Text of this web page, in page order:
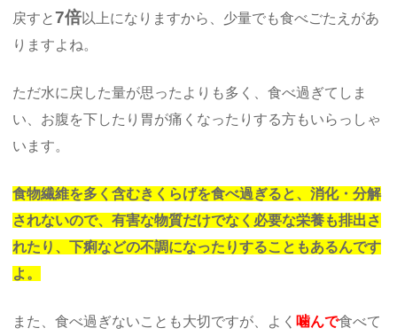
戻すと7倍以上になりますから、少量でも食べごたえがあ
りますよね。
ただ水に戻した量が思ったよりも多く、食べ過ぎてしま
い、お腹を下したり胃が痛くなったりする方もいらっしゃ
います。
食物繊維を多く含むきくらげを食べ過ぎると、消化・分解
されないので、有害な物質だけでなく必要な栄養も排出さ
れたり、下痢などの不調になったりすることもあるんです
よ。
また、食べ過ぎないことも大切ですが、よく 噛んで食べて